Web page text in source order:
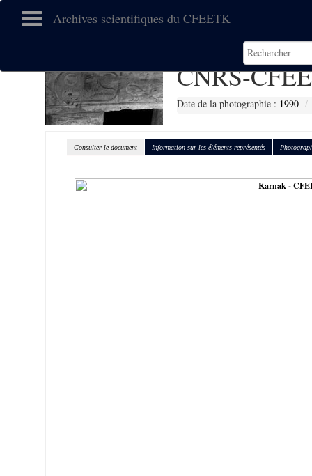
Archives scientifiques du CFEETK
CNRS-
Date de la photographie : 1990
Consulter le document Information sur les éléments représentés